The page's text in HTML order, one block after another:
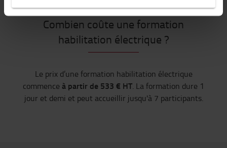
Combien coûte une formation
habilitation électrique ?
Le prix d’une formation habilitation électrique
commence à partir de 533 € HT. La formation dure 1
jour et demi et peut accueillir jusqu'à 7 participants.